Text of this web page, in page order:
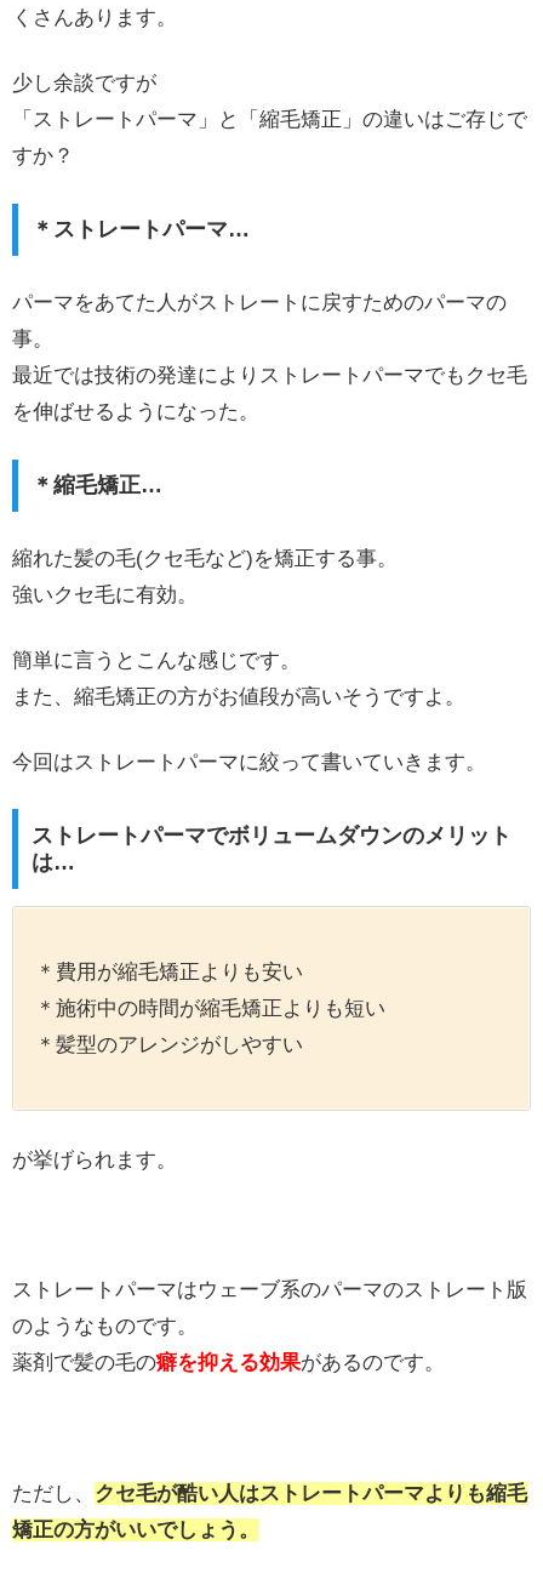
くさんあります。
少し余談ですが
「ストレートパーマ」と「縮毛矯正」の違いはご存じで
すか？
＊ストレートパーマ…
パーマをあてた人がストレートに戻すためのパーマの
事。
最近では技術の発達によりストレートパーマでもクセ毛
を伸ばせるようになった。
＊縮毛矯正…
縮れた髪の毛(クセ毛など)を矯正する事。
強いクセ毛に有効。
簡単に言うとこんな感じです。
また、縮毛矯正の方がお値段が高いそうですよ。
今回はストレートパーマに絞って書いていきます。
ストレートパーマでボリュームダウンのメリット
は…
＊費用が縮毛矯正よりも安い
＊施術中の時間が縮毛矯正よりも短い
＊髪型のアレンジがしやすい
が挙げられます。
ストレートパーマはウェーブ系のパーマのストレート版
のようなものです。
薬剤で髪の毛の癖を抑える効果があるのです。
ただし、 クセ毛が酷い人はストレートパーマよりも縮毛
矯正の方がいいでしょう。